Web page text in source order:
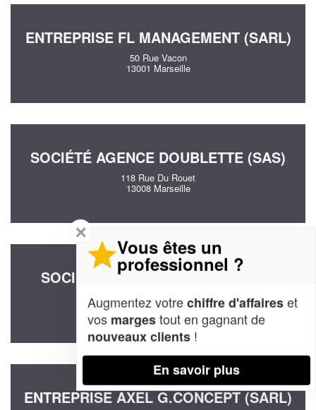
ENTREPRISE FL MANAGEMENT (SARL)
50 Rue Vacon
13001 Marseille
SOCIÉTÉ AGENCE DOUBLETTE (SAS)
118 Rue Du Rouet
13008 Marseille
SOCIÉTÉ HM CONSULTING (SARL)
35 Boulevard Barral
13008 Marseille
ENTREPRISE AXEL G.CONCEPT (SARL)
✕
Vous êtes un
professionnel ?
Augmentez votrechiffre d'affaireset
vos margestout en gagnant de
nouveaux clients !
En savoir plus